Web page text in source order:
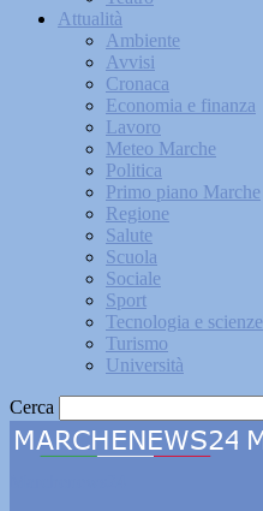
Attualità
Ambiente
Avvisi
Cronaca
Economia e finanza
Lavoro
Meteo Marche
Politica
Primo piano Marche
Regione
Salute
Scuola
Sociale
Sport
Tecnologia e scienze
Turismo
Università
Cerca